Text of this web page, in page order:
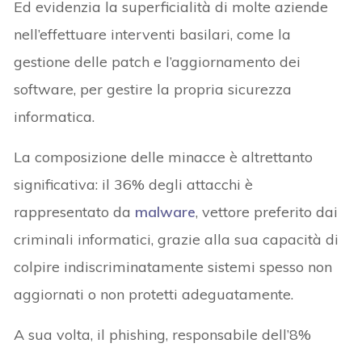
Ed evidenzia la superficialità di molte aziende
nell’effettuare interventi basilari, come la
gestione delle patch e l’aggiornamento dei
software, per gestire la propria sicurezza
informatica.
La composizione delle minacce è altrettanto
significativa: il 36% degli attacchi è
rappresentato da malware, vettore preferito dai
criminali informatici, grazie alla sua capacità di
colpire indiscriminatamente sistemi spesso non
aggiornati o non protetti adeguatamente.
A sua volta, il phishing, responsabile dell’8%